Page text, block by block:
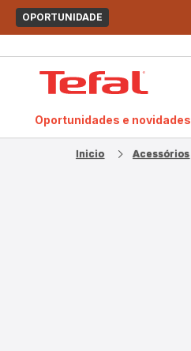
OPORTUNIDADE
Oportunidades e novidades
Inicio Acessórios